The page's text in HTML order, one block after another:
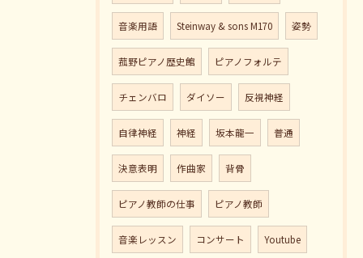
音楽用語 Steinway & sons M170 姿勢
菰野ピアノ歴史館 ピアノフォルテ
チェンバロ ダイソー 反視神経
自律神経 神経 坂本龍一 普通
決意表明 作曲家 背骨
ピアノ教師の仕事 ピアノ教師
音楽レッスン コンサート Youtube